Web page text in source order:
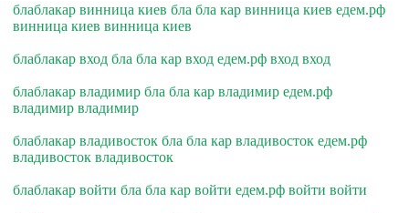
блаблакар винница киев бла бла кар винница киев едем.рф
винница киев винница киев
блаблакар вход бла бла кар вход едем.рф вход вход
блаблакар владимир бла бла кар владимир едем.рф
владимир владимир
блаблакар владивосток бла бла кар владивосток едем.рф
владивосток владивосток
блаблакар войти бла бла кар войти едем.рф войти войти